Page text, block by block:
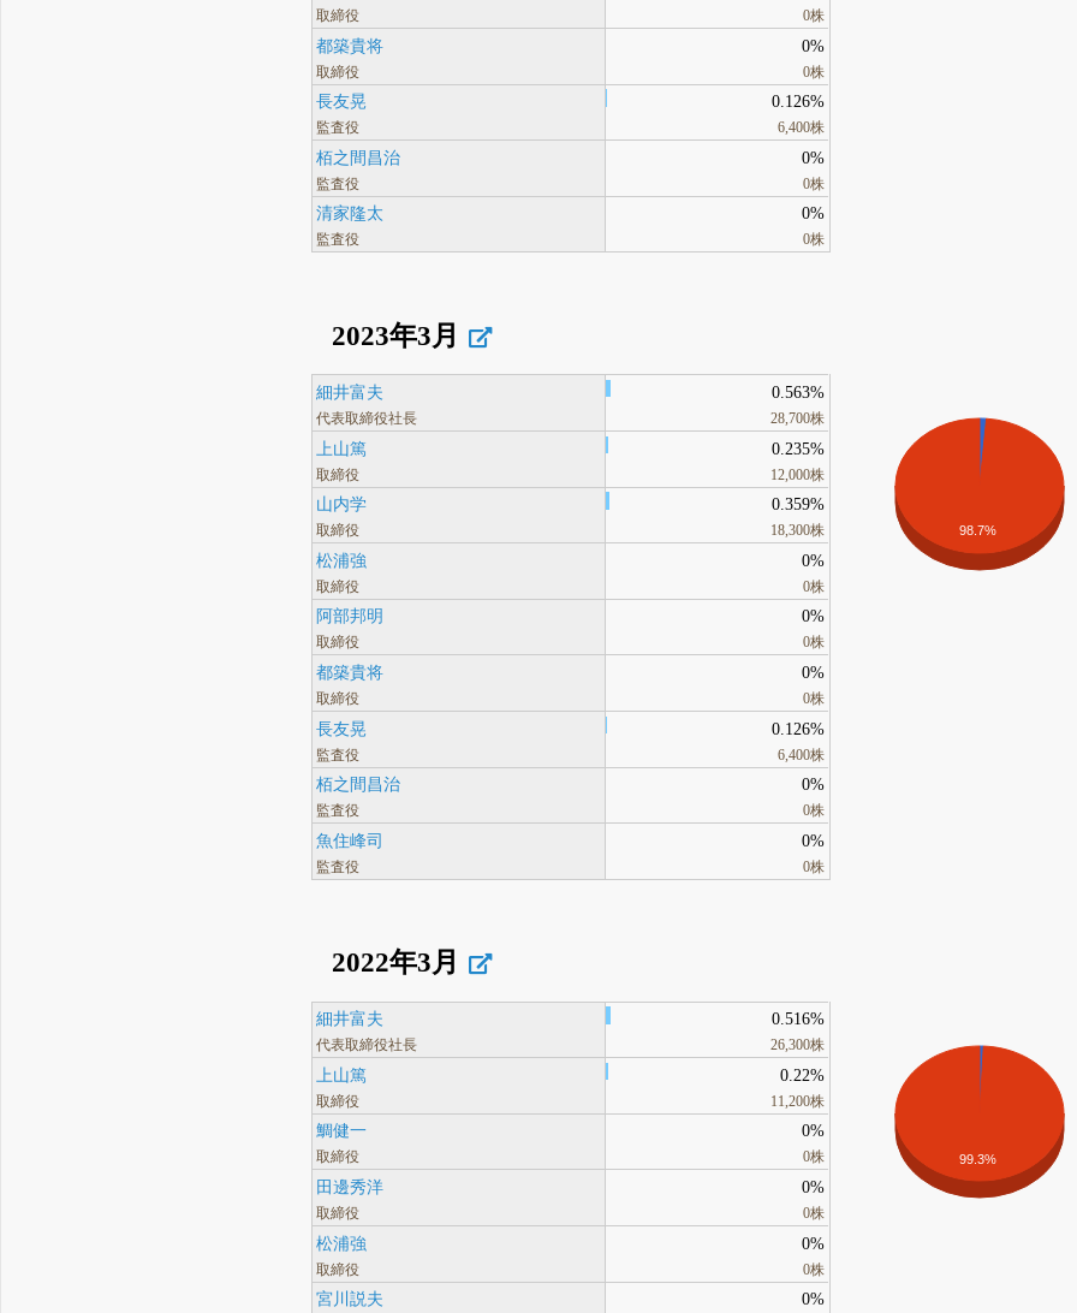
取締役 0株
都築貴将
取締役
0%
0株
長友晃
監査役
0.126%
6,400株
栢之間昌治
監査役
0%
0株
清家隆太
監査役
0%
0株
2023年3月
細井富夫
代表取締役社長
0.563%
28,700株
上山篤
取締役
0.235%
12,000株
山内学
取締役
0.359%
18,300株
松浦強
取締役
0%
0株
阿部邦明
取締役
0%
0株
都築貴将
取締役
0%
0株
長友晃
監査役
0.126%
6,400株
栢之間昌治
監査役
0%
0株
魚住峰司
監査役
0%
0株
98.7%
2022年3月
細井富夫
代表取締役社長
0.516%
26,300株
上山篤
取締役
0.22%
11,200株
鯛健一
取締役
0%
0株
田邊秀洋
取締役
0%
0株
松浦強
取締役
0%
0株
宮川説夫 0%
99.3%